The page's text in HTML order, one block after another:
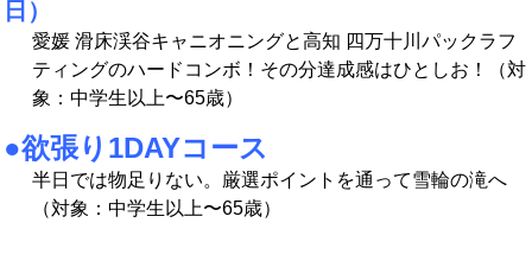
日）
愛媛 滑床渓谷キャニオニングと高知 四万十川パックラフ
ティングのハードコンボ！その分達成感はひとしお！（対
象：中学生以上〜65歳）
●欲張り1DAYコース
半日では物足りない。厳選ポイントを通って雪輪の滝へ
（対象：中学生以上〜65歳）